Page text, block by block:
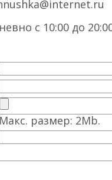
с 10:00 до
Макс. размер: 2Mb.